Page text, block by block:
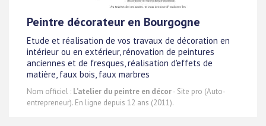
Peintre décorateur en Bourgogne
Etude et réalisation de vos travaux de décoration en
intérieur ou en extérieur, rénovation de peintures
anciennes et de fresques, réalisation d'effets de
matière, faux bois, faux marbres
Nom officiel : L’atelier du peintre en décor- Site pro (Auto-
entrepreneur). En ligne depuis 12 ans (2011).